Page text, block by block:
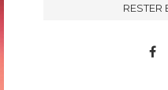
RESTER